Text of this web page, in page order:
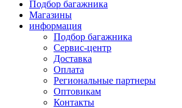
Подбор багажника
Магазины
информация
Подбор багажника
Сервис-центр
Доставка
Оплата
Региональные партнеры
Оптовикам
Контакты